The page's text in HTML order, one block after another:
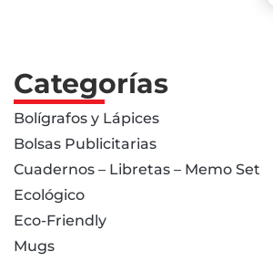
Categorías
Bolígrafos y Lápices
Bolsas Publicitarias
Cuadernos – Libretas – Memo Set
Ecológico
Eco-Friendly
Mugs